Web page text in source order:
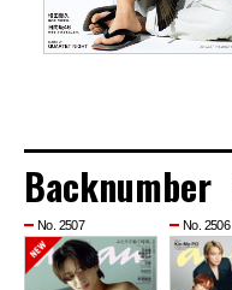
Backnumber
No. 2507 No. 2506